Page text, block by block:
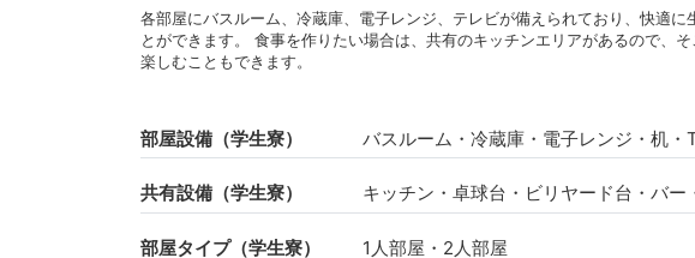
各部屋にバスルーム、冷蔵庫、電子レンジ、テレビが備えられており、快適に
とができます。 食事を作りたい場合は、共有のキッチンエリアがあるので、
楽しむこともできます。
部屋設備（学生寮） バスルーム・冷蔵庫・電子レンジ・机・
共有設備（学生寮） キッチン・卓球台・ビリヤード台・バ
部屋タイプ（学生寮） 1人部屋・2人部屋